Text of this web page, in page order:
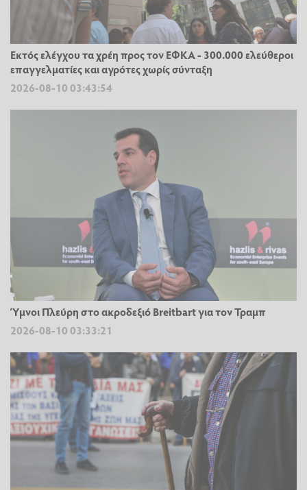
Εκτός ελέγχου τα χρέη προς τον ΕΦΚΑ - 300.000 ελεύθεροι
επαγγελματίες και αγρότες χωρίς σύνταξη
2026-08-10 03:43:54
Ύμνοι Πλεύρη στο ακροδεξιό Breitbart για τον Τραμπ
2026-08-10 03:33:21